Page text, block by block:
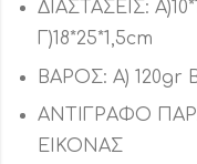
ΔΙΑΣΤΑΣΕΙΣ:
Γ)18*25*1,5cm
ΒΑΡΟΣ: Α) 120gr
ΑΝΤΙΓΡΑΦΟ
ΕΙΚΟΝΑΣ